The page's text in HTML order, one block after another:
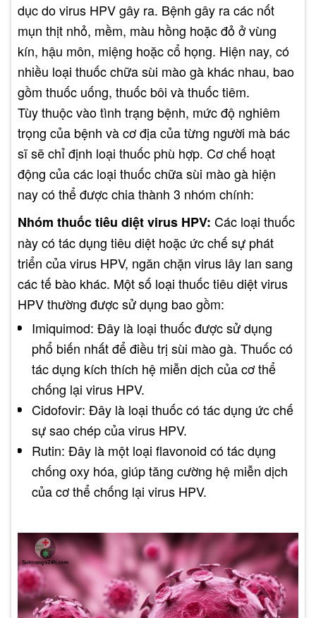
dục do virus HPV gây ra. Bệnh gây ra các nốt
mụn thịt nhỏ, mềm, màu hồng hoặc đỏ ở vùng
kín, hậu môn, miệng hoặc cổ họng. Hiện nay, có
nhiều loại thuốc chữa sùi mào gà khác nhau, bao
gồm thuốc uống, thuốc bôi và thuốc tiêm.
Tùy thuộc vào tình trạng bệnh, mức độ nghiêm
trọng của bệnh và cơ địa của từng người mà bác
sĩ sẽ chỉ định loại thuốc phù hợp. Cơ chế hoạt
động của các loại thuốc chữa sùi mào gà hiện
nay có thể được chia thành 3 nhóm chính:
Nhóm thuốc tiêu diệt virus HPV: Các loại thuốc
này có tác dụng tiêu diệt hoặc ức chế sự phát
triển của virus HPV, ngăn chặn virus lây lan sang
các tế bào khác. Một số loại thuốc tiêu diệt virus
HPV thường được sử dụng bao gồm:
Imiquimod: Đây là loại thuốc được sử dụng
phổ biến nhất để điều trị sùi mào gà. Thuốc có
tác dụng kích thích hệ miễn dịch của cơ thể
chống lại virus HPV.
Cidofovir: Đây là loại thuốc có tác dụng ức chế
sự sao chép của virus HPV.
Rutin: Đây là một loại flavonoid có tác dụng
chống oxy hóa, giúp tăng cường hệ miễn dịch
của cơ thể chống lại virus HPV.